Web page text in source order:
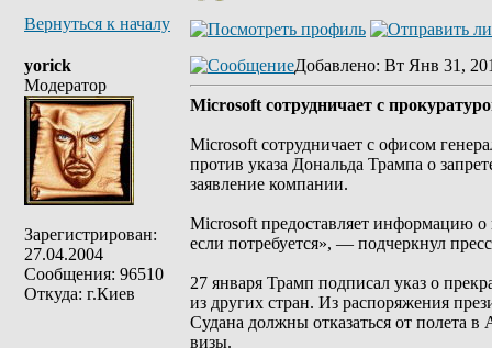
Вернуться к началу
yorick
Модератор
Зарегистрирован:
27.04.2004
Сообщения: 96510
Откуда: г.Киев
Добавлено: Вт Янв 31,
Microsoft сотрудничает с
Microsoft сотрудничает с офисом
против указа Дональда Трампа о
заявление компании.
Microsoft предоставляет информацию
если потребуется», — подчеркнул
27 января Трамп подписал указ о
из других стран. Из распоряжения
Судана должны отказаться от полета
визы.